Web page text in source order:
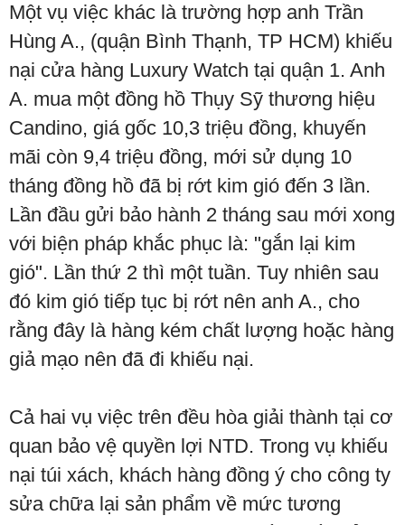
Một vụ việc khác là trường hợp anh Trần
Hùng A., (quận Bình Thạnh, TP HCM) khiếu
nại cửa hàng Luxury Watch tại quận 1. Anh
A. mua một đồng hồ Thụy Sỹ thương hiệu
Candino, giá gốc 10,3 triệu đồng, khuyến
mãi còn 9,4 triệu đồng, mới sử dụng 10
tháng đồng hồ đã bị rớt kim gió đến 3 lần.
Lần đầu gửi bảo hành 2 tháng sau mới xong
với biện pháp khắc phục là: "gắn lại kim
gió". Lần thứ 2 thì một tuần. Tuy nhiên sau
đó kim gió tiếp tục bị rớt nên anh A., cho
rằng đây là hàng kém chất lượng hoặc hàng
giả mạo nên đã đi khiếu nại.
Cả hai vụ việc trên đều hòa giải thành tại cơ
quan bảo vệ quyền lợi NTD. Trong vụ khiếu
nại túi xách, khách hàng đồng ý cho công ty
sửa chữa lại sản phẩm về mức tương